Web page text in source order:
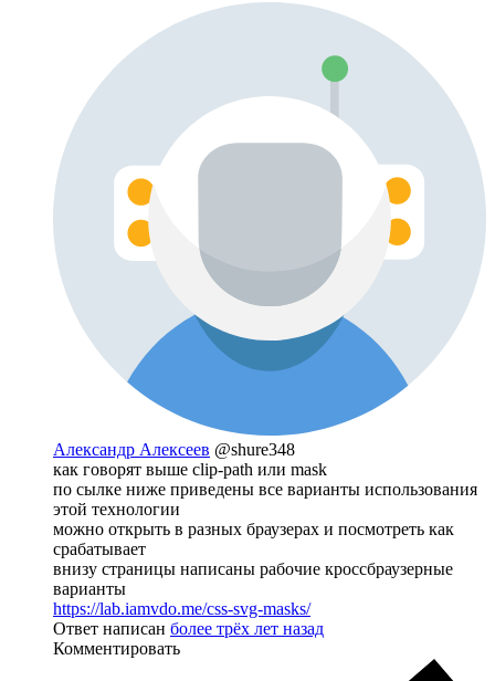
Александр Алексеев @shure348
как говорят выше clip-path или mask
по сылке ниже приведены все варианты использования
этой технологии
можно открыть в разных браузерах и посмотреть как
срабатывает
внизу страницы написаны рабочие кроссбраузерные
варианты
https://lab.iamvdo.me/css-svg-masks/
Ответ написан более трёх лет назад
Комментировать